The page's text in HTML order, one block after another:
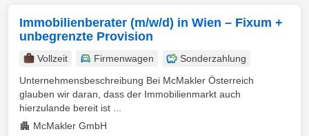
Immobilienberater (m/w/d) in Wien – Fixum +
unbegrenzte Provision
Vollzeit Firmenwagen
Sonderzahlung
Unternehmensbeschreibung Bei McMakler Österreich
glauben wir daran, dass der Immobilienmarkt auch
hierzulande bereit ist ...
McMakler GmbH